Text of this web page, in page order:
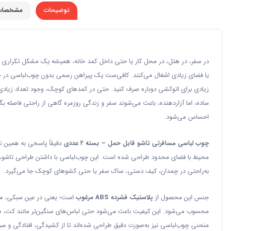
توضیحات
در سفر، در هتل، در محل کار یا حتی داخل کمد خانه، همیشه یک مشکل
یا فضای زیادی اشغال می‌کنند. کافی‌ست یک پیراهن رسمی بدون چوب‌لباسی در
زیادی برای اتوکشی دوباره صرف کنید. حتی در کمدهای کوچک، وجود تعداد
ساده، اما آزاردهنده، باعث می‌شوند سفر و زندگی روزمره گاهی از راحتی
احساس می‌شود.
چوب لباسی مسافرتی تاشو قابل حمل – بسته ۲ عددی
دقیقاً پاسخی به همین
محیط با فضای محدود طراحی شده است. این چوب‌لباسی با داشتن طراحی تاشو،
به‌راحتی در چمدان، کیف دستی، ساک سفر یا حتی کشوهای کوچک جا می‌گیرد.
جنس این محصول ازپلاستیک فشرده ABS مرغوب
است؛ یعنی در عین سبکی،
محسوب می‌شود. این کیفیت باعث می‌شود حتی لباس‌های سنگین‌تر مانند کت،
منحنی چوب‌لباسی نیز به‌صورت دقیق طراحی شده‌اند تا از کشیدگی، افتادگی